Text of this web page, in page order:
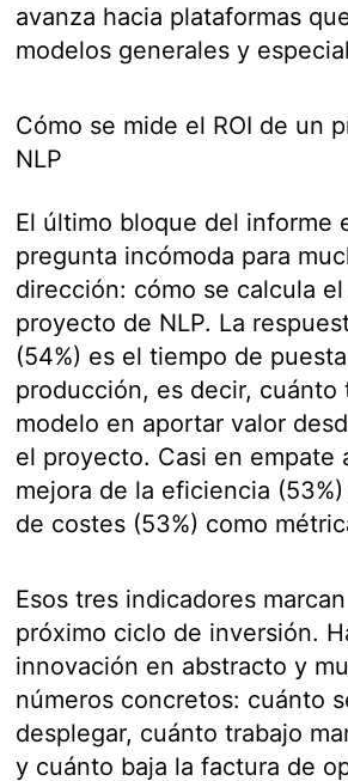
avanza hacia plataformas
modelos generales y
Cómo se mide el ROI de un
NLP
El último bloque del informe
pregunta incómoda para
dirección: cómo se calcula
proyecto de NLP. La
(54%) es el tiempo de
producción, es decir, cuánto
modelo en aportar valor
el proyecto. Casi en empate
mejora de la eficiencia
de costes (53%) como
Esos tres indicadores
próximo ciclo de inversión.
innovación en abstracto y
números concretos: cuánto
desplegar, cuánto trabajo
y cuánto baja la factura de